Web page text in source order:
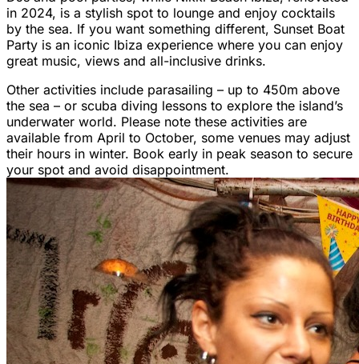
in 2024, is a stylish spot to lounge and enjoy cocktails
by the sea. If you want something different, Sunset Boat
Party is an iconic Ibiza experience where you can enjoy
great music, views and all-inclusive drinks.
Other activities include parasailing – up to 450m above
the sea – or scuba diving lessons to explore the island’s
underwater world. Please note these activities are
available from April to October, some venues may adjust
their hours in winter. Book early in peak season to secure
your spot and avoid disappointment.